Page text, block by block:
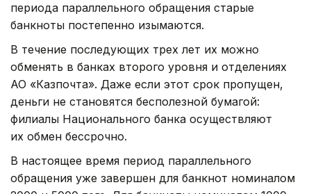
периода параллельного обращения старые
банкноты постепенно изымаются.
В течение последующих трех лет их можно
обменять в банках второго уровня и отделениях
АО «Казпочта». Даже если этот срок пропущен,
деньги не становятся бесполезной бумагой:
филиалы Национального банка осуществляют
их обмен бессрочно.
В настоящее время период параллельного
обращения уже завершен для банкнот номиналом